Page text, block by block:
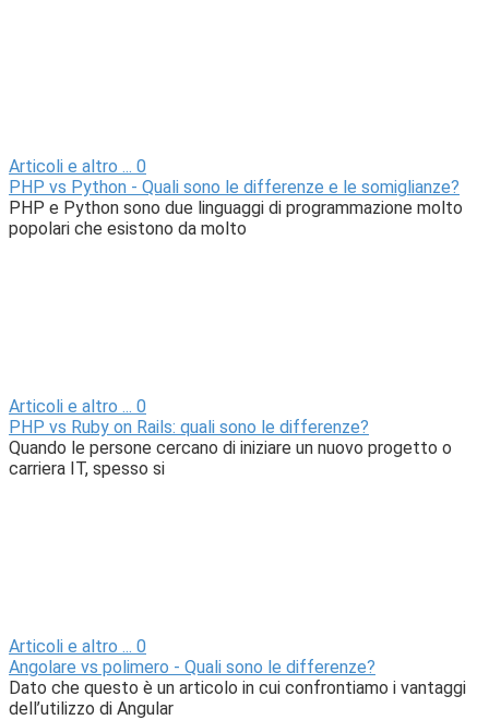
Articoli e altro ... 0
PHP vs Python - Quali sono le differenze e le somiglianze?
PHP e Python sono due linguaggi di programmazione molto
popolari che esistono da molto
Articoli e altro ... 0
PHP vs Ruby on Rails: quali sono le differenze?
Quando le persone cercano di iniziare un nuovo progetto o
carriera IT, spesso si
Articoli e altro ... 0
Angolare vs polimero - Quali sono le differenze?
Dato che questo è un articolo in cui confrontiamo i vantaggi
dell’utilizzo di Angular